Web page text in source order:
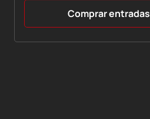
Comprar entradas